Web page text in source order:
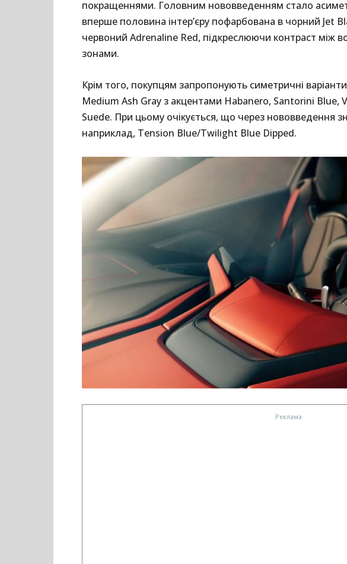
покращеннями. Головним нововведенням стало
вперше половина інтер’єру пофарбована в чорний Jet
червоний Adrenaline Red, підкреслюючи контраст між
зонами.
Крім того, покупцям запропонують симетричні
Medium Ash Gray з акцентами Habanero, Santorini Blue,
Suede. При цьому очікується, що через нововведення
наприклад, Tension Blue/Twilight Blue Dipped.